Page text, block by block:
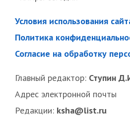
Условия использования
Политика
Согласие на обработку
Главный редактор: Ступин
Адрес электронной почты
Редакции: ksha@list.ru